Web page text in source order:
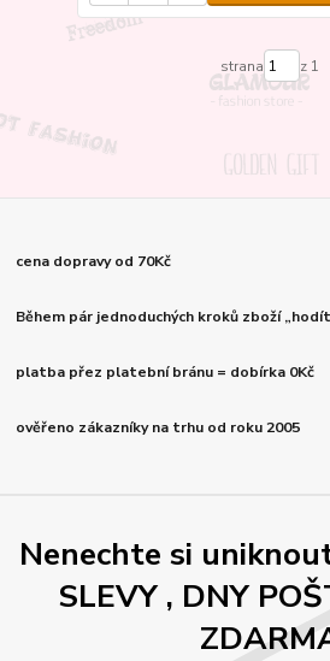
strana z 1
cena dopravy od 70Kč
Během pár jednoduchých kroků zboží
platba přez platební bránu = dobírka 0Kč
ověřeno zákazníky na trhu od roku 2005
Nenechte si
SLEVY , DNY